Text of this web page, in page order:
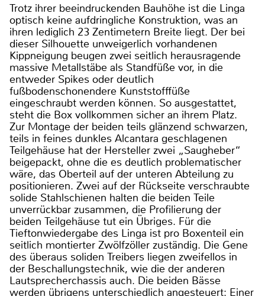
Trotz ihrer beeindruckenden Bauhöhe ist die Linga
optisch keine aufdringliche Konstruktion, was an
ihren lediglich 23 Zentimetern Breite liegt. Der bei
dieser Silhouette unweigerlich vorhandenen
Kippneigung beugen zwei seitlich herausragende
massive Metallstäbe als Standfüße vor, in die
entweder Spikes oder deutlich
fußbodenschonendere Kunststofffüße
eingeschraubt werden können. So ausgestattet,
steht die Box vollkommen sicher an ihrem Platz.
Zur Montage der beiden teils glänzend schwarzen,
teils in feines dunkles Alcantara geschlagenen
Teilgehäuse hat der Hersteller zwei „Saugheber“
beigepackt, ohne die es deutlich problematischer
wäre, das Oberteil auf der unteren Abteilung zu
positionieren. Zwei auf der Rückseite verschraubte
solide Stahlschienen halten die beiden Teile
unverrückbar zusammen, die Profilierung der
beiden Teilgehäuse tut ein Übriges. Für die
Tieftonwiedergabe des Linga ist pro Boxenteil ein
seitlich montierter Zwölfzöller zuständig. Die Gene
des überaus soliden Treibers liegen zweifellos in
der Beschallungstechnik, wie die der anderen
Lautsprecherchassis auch. Die beiden Bässe
werden übrigens unterschiedlich angesteuert: Einer